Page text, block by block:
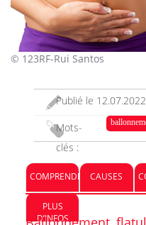
© 123RF-Rui Santos
Publié le 12.07.2022
Mots-
clés :
COMPRENDRE CAUSES
PLUS
D’INFOS